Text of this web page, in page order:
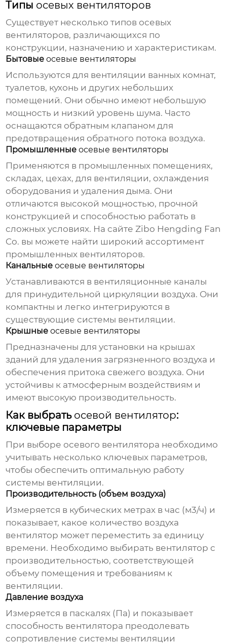
Типы осевых вентиляторов
Существует несколько типов осевых
вентиляторов, различающихся по
конструкции, назначению и характеристикам.
Бытовыеосевые вентиляторы
Используются для вентиляции ванных комнат,
туалетов, кухонь и других небольших
помещений. Они обычно имеют небольшую
мощность и низкий уровень шума. Часто
оснащаются обратным клапаном для
предотвращения обратного потока воздуха.
Промышленныеосевые вентиляторы
Применяются в промышленных помещениях,
складах, цехах, для вентиляции, охлаждения
оборудования и удаления дыма. Они
отличаются высокой мощностью, прочной
конструкцией и способностью работать в
сложных условиях. На сайтеZibo Hengding Fan
Co. вы можете найти широкий ассортимент
промышленных вентиляторов.
Канальныеосевые вентиляторы
Устанавливаются в вентиляционные каналы
для принудительной циркуляции воздуха. Они
компактны и легко интегрируются в
существующие системы вентиляции.
Крышныеосевые вентиляторы
Предназначены для установки на крышах
зданий для удаления загрязненного воздуха и
обеспечения притока свежего воздуха. Они
устойчивы к атмосферным воздействиям и
имеют высокую производительность.
Как выбрать осевой вентилятор:
ключевые параметры
При выборе осевого вентилятора необходимо
учитывать несколько ключевых параметров,
чтобы обеспечить оптимальную работу
системы вентиляции.
Производительность (объем воздуха)
Измеряется в кубических метрах в час (м3/ч) и
показывает, какое количество воздуха
вентилятор может переместить за единицу
времени. Необходимо выбирать вентилятор с
производительностью, соответствующей
объему помещения и требованиям к
вентиляции.
Давление воздуха
Измеряется в паскалях (Па) и показывает
способность вентилятора преодолевать
сопротивление системы вентиляции